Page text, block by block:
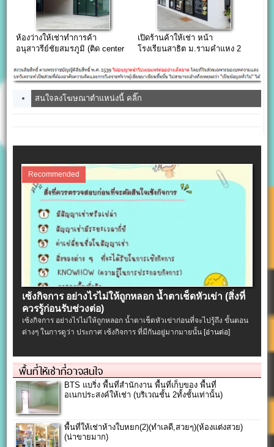
ห้องว่างให้เช่าทำการค้า
อนุสาวรีย์ชัยสมรภูมิ (ติด center
เปิดร้านค้าให้เช่า หน้า
โรงเรียนสาธิต ม.รามคำแหง 2
เฉลี่ยเพียง 400 บาท/วัน
สนใจลงโฆษณาตำแหน่งนี้ คลิ๊ก
Recommended
เซ้งกิจการ อย่างไรไม่ให้ถูกหลอก น้ำตาเช็ดหัวเข่า (สิ่งที่
ควรรู้ก่อนรับช่วงต่อ)
เซ้งกิจการ อย่างไรไม่ให้ถูกหลอก น้ำตาเช็ดหัวเข่าก่อนที่จะไปรู้ถึง ขั้นตอน
ต่างๆ ในการดูว่า ประกาศ เซ้งกิจการ ที่มีกันอยู่มากมายนั้น[อ่านต่อ]
พื้นที่ให้เช่าที่อาจสนใจ
BTS แบริ่ง พื้นที่สำนักงาน พื้นที่เก็บของ พื้นที่
อเนกประสงค์ให้เช่า (บริเวณชั้น 2ทั้งชั้นเท่านั้น)
พื้นที่ให้เช่าห้างใบหยก(2)(ทำเลดี,สวยๆ)(ห้องแต่งสวย)
(น่าขายมาก)